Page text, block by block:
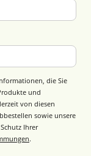
die Sie
und
von diesen
sowie unsere
Ihrer
.